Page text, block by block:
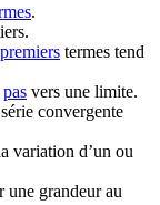
.
premiers termes tend
pas vers une limite.
convergente
variation d’un ou
une grandeur au